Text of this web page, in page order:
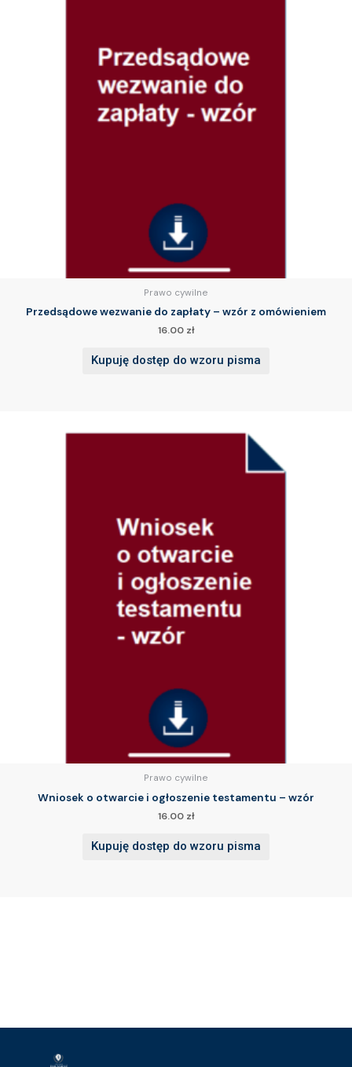
Prawo cywilne
Przedsądowe wezwanie do zapłaty – wzór z omówieniem
16.00 zł
Kupuję dostęp do wzoru pisma
Prawo cywilne
Wniosek o otwarcie i ogłoszenie testamentu – wzór
16.00 zł
Kupuję dostęp do wzoru pisma